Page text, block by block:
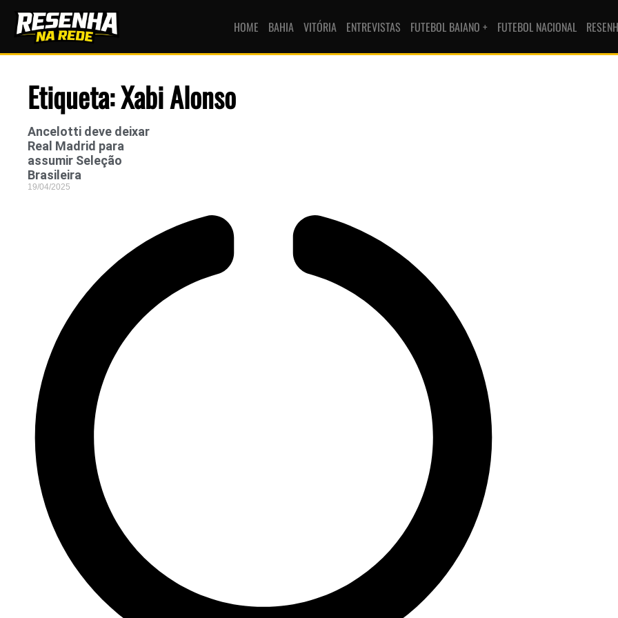
HOME BAHIA VITÓRIA ENTREVISTAS FUTEBOL BAIANO + FUTEBOL NACIONAL
Etiqueta: Xabi Alonso
Ancelotti deve deixar
Real Madrid para
assumir Seleção
Brasileira
19/04/2025